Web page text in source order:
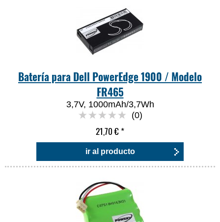
Batería para Dell PowerEdge 1900 / Modelo
FR465
3,7V, 1000mAh/3,7Wh
(0)
21,70 €*
ir al producto